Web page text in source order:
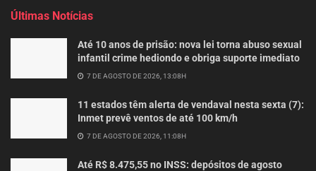
Últimas Notícias
Até 10 anos de prisão: nova lei torna abuso sexual
infantil crime hediondo e obriga suporte imediato
7 DE AGOSTO DE 2026, 13:08H
11 estados têm alerta de vendaval nesta sexta (7):
Inmet prevê ventos de até 100 km/h
7 DE AGOSTO DE 2026, 11:08H
Até R$ 8.475,55 no INSS: depósitos de agosto